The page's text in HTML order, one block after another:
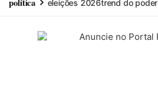
eleições 2026trend do poder